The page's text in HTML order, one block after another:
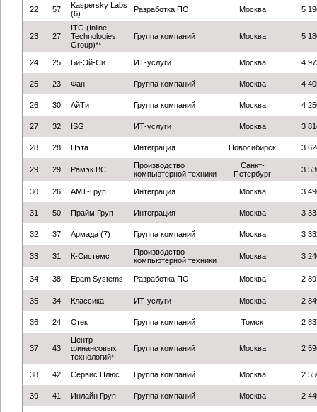
22 57
Kaspersky Labs
(6)
Разработка ПО Москва 5
23 27
ITG (Inline
Technologies
Group)**
Группа компаний Москва 5
24 25 Би-Эй-Си ИТ-услуги Москва 4
25 23 Фан Группа компаний Москва 4
26 30 АйТи Группа компаний Москва 4
27 32 ISG ИТ-услуги Москва 3
28 28 Нэта Интеграция Новосибирск 3
29 29 Рамэк ВС
Производство
компьютерной техники
Санкт-
Петербург
3
30 26 АМТ-Груп Интеграция Москва 3
31 50 Прайм Груп Интеграция Москва 3
32 37 Армада (7) Группа компаний Москва 3
33 31 К-Системс
Производство
компьютерной техники
Москва 3
34 38 Epam Systems Разработка ПО Москва 2
35 34 Классика ИТ-услуги Москва 2
36 24 Стек Группа компаний Томск 2
37 43
Центр
финансовых
технологий*
Группа компаний Москва 2
38 42 Сервис Плюс Группа компаний Москва 2
39 41 Инлайн Груп Группа компаний Москва 2